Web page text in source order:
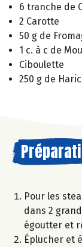
6 tranche de
2 Carotte
50 g de
1 c. à c de
Ciboulette
250 g de
Pour les
dans 2
égoutter et
Éplucher et